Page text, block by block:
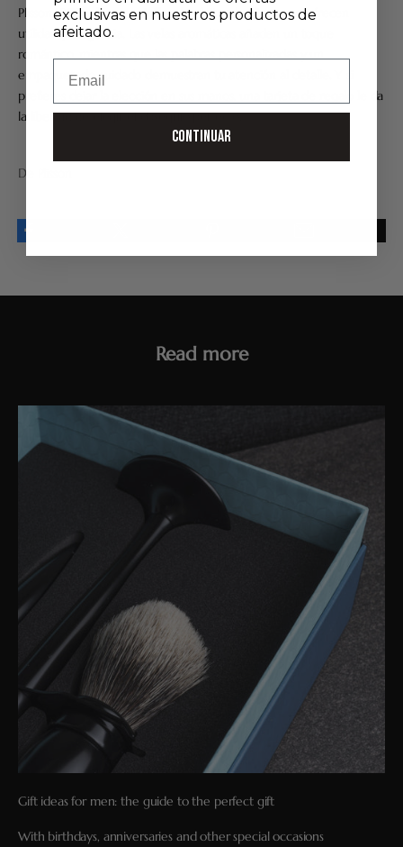
Plisson 1808 y las maquinillas de afeitar de alta gama, ofrecen
utilidad y elegancia. Las velas aromáticas añaden un toque
romántico, mientras que las palabras personalizadas y un
empaquetado cuidado demuestran tu atención al detalle. Y si
prefieres dejar la elección en sus manos, una tarjeta de regalo le da
la libertad de elegir el obsequio perfecto.
De Plisson
Read more
Gift ideas for men: the guide to the perfect gift
With birthdays, anniversaries and other special occasions
exclusivas en nuestros productos de
afeitado.
CONTINUAR